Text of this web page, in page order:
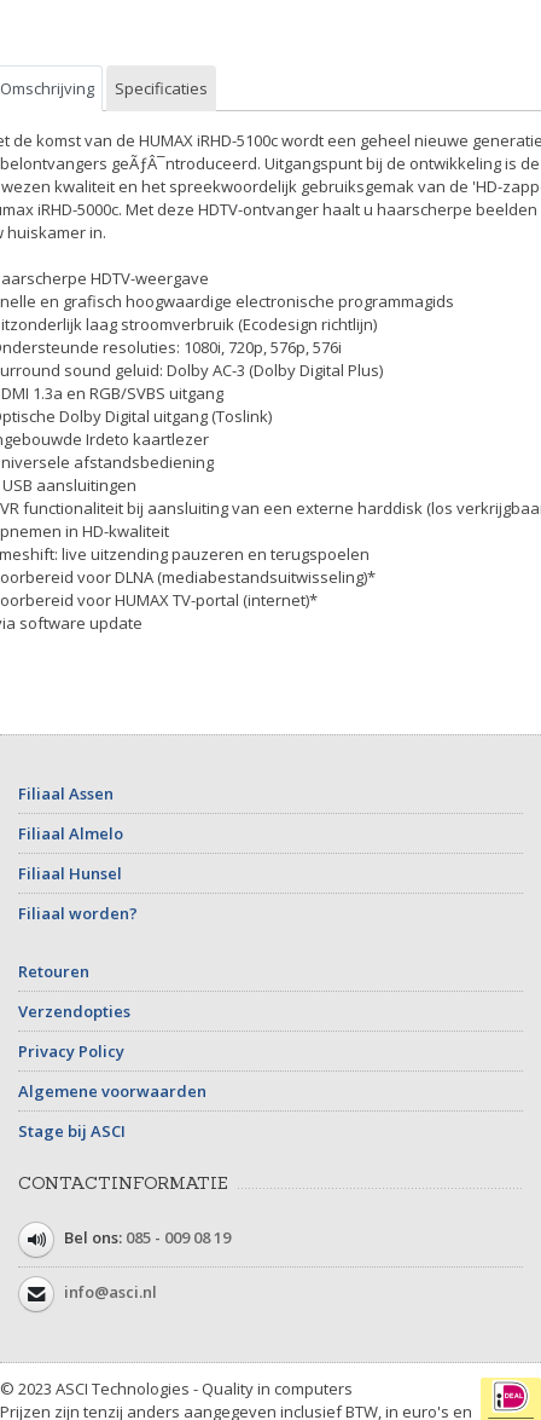
Omschrijving Specificaties
de komst van de HUMAX iRHD-5100c wordt een geheel nieuwe
geÃƒÂ¯ntroduceerd. Uitgangspunt bij de ontwikkeling is de
kwaliteit en het spreekwoordelijk gebruiksgemak van de 'HD-
iRHD-5000c. Met deze HDTV-ontvanger haalt u haarscherpe beelden
huiskamer in.
HDTV-weergave
en grafisch hoogwaardige electronische programmagids
laag stroomverbruik (Ecodesign richtlijn)
resoluties: 1080i, 720p, 576p, 576i
sound geluid: Dolby AC-3 (Dolby Digital Plus)
1.3a en RGB/SVBS uitgang
Dolby Digital uitgang (Toslink)
Irdeto kaartlezer
afstandsbediening
USB aansluitingen
functionaliteit bij aansluiting van een externe harddisk (los
in HD-kwaliteit
live uitzending pauzeren en terugspoelen
voor DLNA (mediabestandsuitwisseling)*
voor HUMAX TV-portal (internet)*
software update
Filiaal Assen
Filiaal Almelo
Filiaal Hunsel
Filiaal worden?
Retouren
Verzendopties
Privacy Policy
Algemene voorwaarden
Stage bij ASCI
CONTACTINFORMATIE
Bel ons: 085 - 009 08 19
info@asci.nl
© 2023 ASCI Technologies - Quality in computers
Prijzen zijn tenzij anders aangegeven inclusief BTW, in euro's en